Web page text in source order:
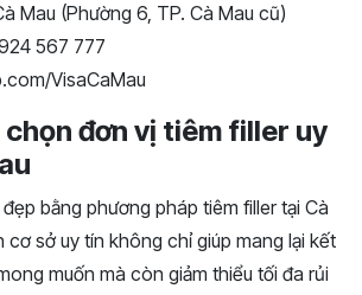
Mau (Phường 6, TP. Cà Mau cũ)
567 777
VisaCaMau
đơn vị tiêm filler uy
bằng phương pháp tiêm filler tại Cà
cơ sở uy tín không chỉ giúp mang lại kết
muốn mà còn giảm thiểu tối đa rủi